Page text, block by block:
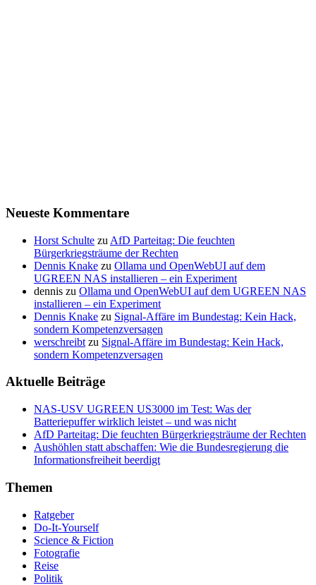
Neueste Kommentare
Horst Schulte zu AfD Parteitag: Die feuchten
Bürgerkriegsträume der Rechten
Dennis Knake zu Ollama und OpenWebUI auf dem
UGREEN NAS installieren – ein Experiment
dennis zu Ollama und OpenWebUI auf dem UGREEN NAS
installieren – ein Experiment
Dennis Knake zu Signal-Affäre im Bundestag: Kein Hack,
sondern Kompetenzversagen
werschreibt zu Signal-Affäre im Bundestag: Kein Hack,
sondern Kompetenzversagen
Aktuelle Beiträge
NAS-USV UGREEN US3000 im Test: Was der
Batteriepuffer wirklich leistet – und was nicht
AfD Parteitag: Die feuchten Bürgerkriegsträume der Rechten
Aushöhlen statt abschaffen: Wie die Bundesregierung die
Informationsfreiheit beerdigt
Themen
Ratgeber
Do-It-Yourself
Science & Fiction
Fotografie
Reise
Politik